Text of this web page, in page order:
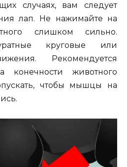
случаях, вам следует
лап. Не нажимайте на
слишком сильно.
круговые или
Рекомендуется
животного
чтобы мышцы на